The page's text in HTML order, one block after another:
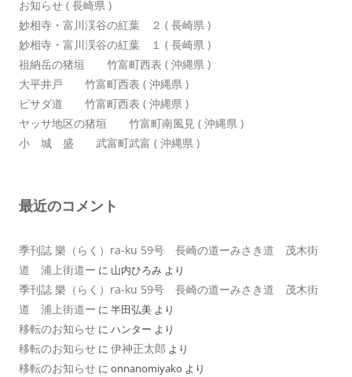
お知らせ ( 長崎県 )
妙相寺・富川渓谷の紅葉 ２ ( 長崎県 )
妙相寺・富川渓谷の紅葉 １ ( 長崎県 )
祖納岳の猪垣 竹富町西表 ( 沖縄県 )
大平井戸 竹富町西表 ( 沖縄県 )
ピサダ道 竹富町西表 ( 沖縄県 )
ヤッサ地区の猪垣 竹富町南風見 ( 沖縄県 )
小 城 盛 武富町武富 ( 沖縄県 )
最近のコメント
季刊誌 樂（らく）ra-ku 59号 長崎の道ーみさき道 茂木街
道 浦上街道ー に 山内ひろみ より
季刊誌 樂（らく）ra-ku 59号 長崎の道ーみさき道 茂木街
道 浦上街道ー に 半田弘美 より
移転のお知らせ に ハンター より
移転のお知らせ に 伊神正太郎 より
移転のお知らせ に onnanomiyako より